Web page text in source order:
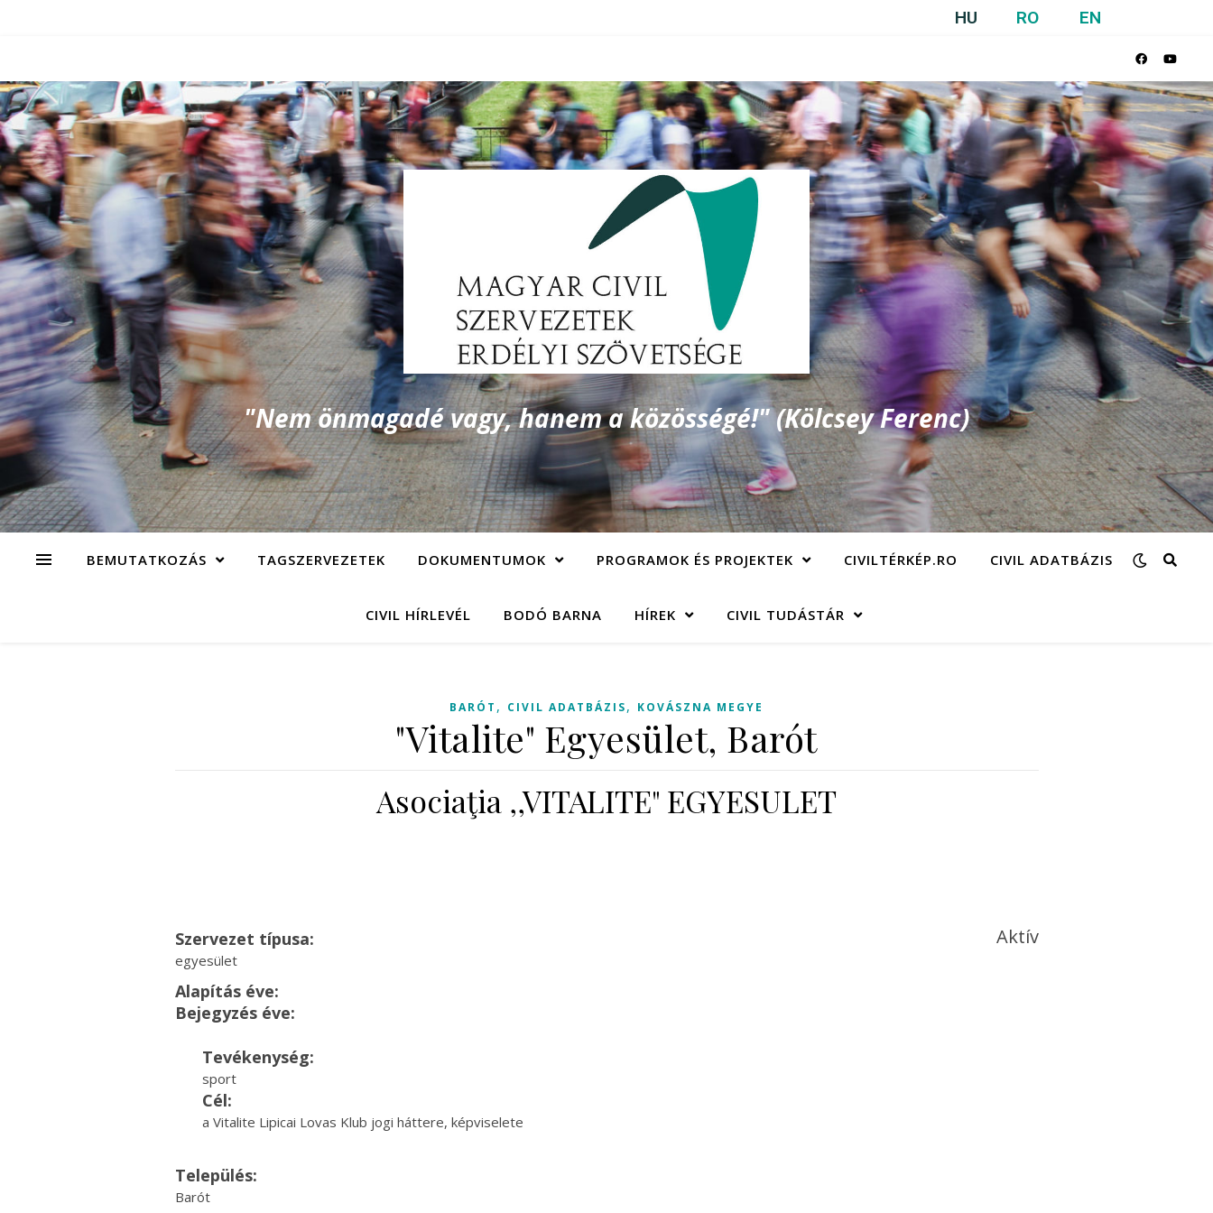
HU RO EN
"Nem önmagadé vagy, hanem a közösségé!" (Kölcsey Ferenc)
BEMUTATKOZÁS TAGSZERVEZETEK DOKUMENTUMOK PROGRAMOK ÉS PROJEKTEK CIVILTÉRKÉP.RO CIVIL ADATBÁZIS
CIVIL HÍRLEVÉL BODÓ BARNA HÍREK CIVIL TUDÁSTÁR
BARÓT , CIVIL ADATBÁZIS, KOVÁSZNA MEGYE
"Vitalite" Egyesület, Barót
Asociaţia ,,VITALITE" EGYESULET
Szervezet típusa:
egyesület
Aktív
Alapítás éve:
Bejegyzés éve:
Tevékenység:
sport
Cél:
a Vitalite Lipicai Lovas Klub jogi háttere, képviselete
Település:
Barót